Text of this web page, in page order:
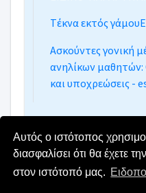
Αυτός ο ιστότοπος
διασφαλίσει ότι θα έχετε
στον ιστότοπό μας.
Tέκνα εκτός
Ασκούντες γονική
ανηλίκων μαθητών:
και υποχρεώσεις -
Γράψτε απάντηση